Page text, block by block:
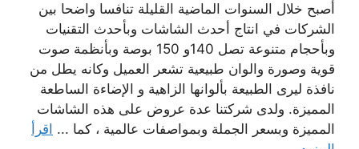
أصبح خلال السنوات الماضية القليلة تنافسا واضحا بين
الشركات في انتاج أحدث الشاشات وبأحدث التقنيات
وبأحجام متنوعة تصل 140و 150 بوصة وبأنظمة صوت
قوية وصورة والوان طبيعية تشعر العميل وكانه يطل من
نافذة ليرى الطبيعة بألوانها الزاهية و الإضاءة الساطعة
المميزة. ولدى شركتنا عدة عروض على هذه الشاشات
المميزة وبسعر الجملة وبمواصفات عالمية ، كما ... اقرأ